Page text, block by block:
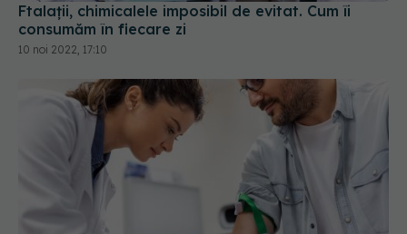
Ftalații, chimicalele imposibil de evitat. Cum îi
consumăm în fiecare zi
10 noi 2022, 17:10